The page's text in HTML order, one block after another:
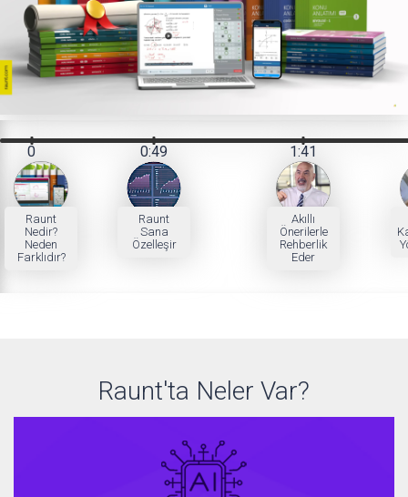
0
Raunt
Nedir?
Neden
Farklıdır?
0:49
Raunt
Sana
Özelleşir
1:41
Akıllı
Önerilerle
Rehberlik
Eder
Raunt'ta Neler Var?